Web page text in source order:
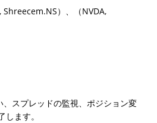
Shreecem.NS）、（NVDA,
、スプレッドの監視、ポジション変
ます。